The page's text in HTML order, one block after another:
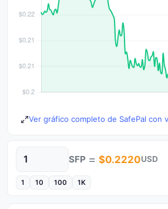
Ver gráfico completo de SafePal con
Cantidad SFP = $0.2220USD
1 10 100 1K